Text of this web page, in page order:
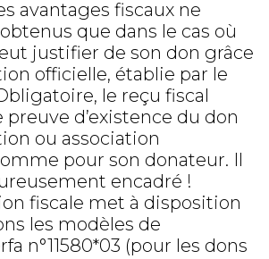
avantages fiscaux ne
que dans le cas où
justifier de son don grâce
officielle, établie par le
le reçu fiscal
d’existence du don
ou association
pour son donateur. Il
encadré !
fiscale met à disposition
les modèles de
n°11580*03 (pour les dons